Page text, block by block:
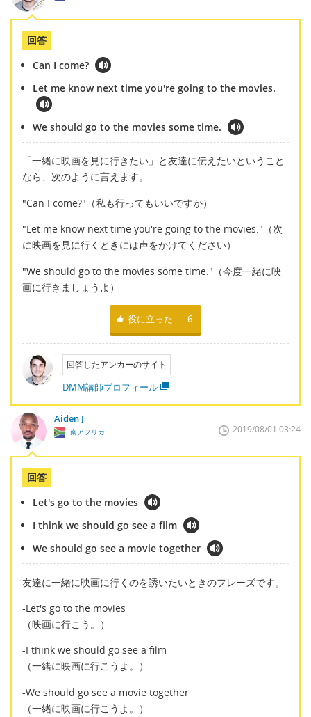
回答
Can I come?
Let me know next time you're going to the movies.
We should go to the movies some time.
「一緒に映画を見に行きたい」と友達に伝えたいということ
なら、次のように言えます。
"Can I come?"（私も行ってもいいですか）
"Let me know next time you're going to the movies."（次
に映画を見に行くときには声をかけてください）
"We should go to the movies some time."（今度一緒に映
画に行きましょうよ）
役に立った 6
回答したアンカーのサイト
DMM講師プロフィール
Aiden J
南アフリカ 2019/08/01 03:24
回答
Let's go to the movies
I think we should go see a film
We should go see a movie together
友達に一緒に映画に行くのを誘いたいときのフレーズです。
-Let's go to the movies
（映画に行こう。）
-I think we should go see a film
（一緒に映画に行こうよ。）
-We should go see a movie together
（一緒に映画に行こうよ。）